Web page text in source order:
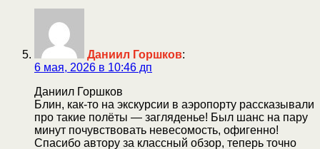
Даниил Горшков:
6 мая, 2026 в 10:46 дп
Даниил Горшков
Блин, как-то на экскурсии в аэропорту рассказывали
про такие полёты — загляденье! Был шанс на пару
минут почувствовать невесомость, офигенно!
Спасибо автору за классный обзор, теперь точно